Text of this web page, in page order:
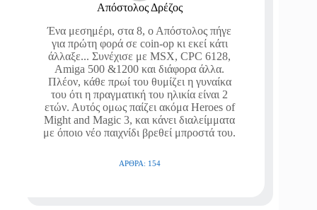
Απόστολος Δρέζος
Ένα μεσημέρι, στα 8, ο Απόστολος πήγε
για πρώτη φορά σε coin-op κι εκεί κάτι
άλλαξε... Συνέχισε με MSX, CPC 6128,
Amiga 500 &1200 και διάφορα άλλα.
Πλέον, κάθε πρωί του θυμίζει η γυναίκα
του ότι η πραγματική του ηλικία είναι 2
ετών. Αυτός ομως παίζει ακόμα Heroes of
Might and Magic 3, και κάνει διαλείμματα
με όποιο νέο παιχνίδι βρεθεί μπροστά του.
ΆΡΘΡΑ: 154